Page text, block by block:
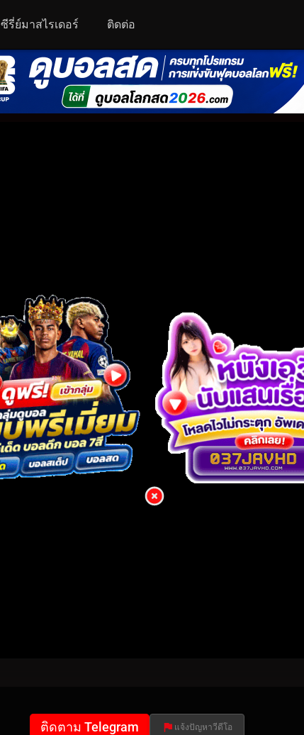
ซีรี่ย์มาสไรเดอร์ ติดต่อ
ติดตาม Telegram แจ้งปัญหาวีดีโอ